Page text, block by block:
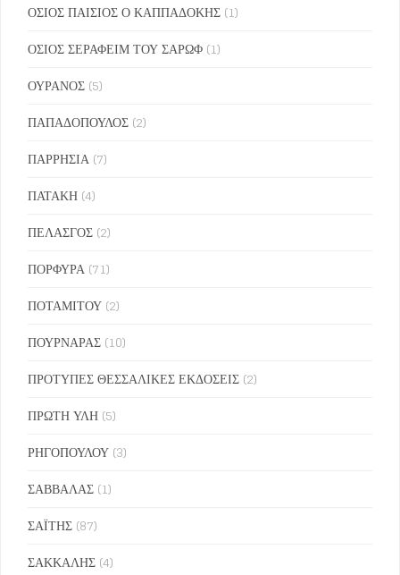
ΟΣΙΟΣ ΠΑΙΣΙΟΣ Ο ΚΑΠΠΑΔΟΚΗΣ (1)
ΟΣΙΟΣ ΣΕΡΑΦΕΙΜ ΤΟΥ ΣΑΡΩΦ (1)
ΟΥΡΑΝΟΣ (5)
ΠΑΠΑΔΟΠΟΥΛΟΣ (2)
ΠΑΡΡΗΣΙΑ (7)
ΠΑΤΑΚΗ (4)
ΠΕΛΑΣΓΟΣ (2)
ΠΟΡΦΥΡΑ (71)
ΠΟΤΑΜΙΤΟΥ (2)
ΠΟΥΡΝΑΡΑΣ (10)
ΠΡΟΤΥΠΕΣ ΘΕΣΣΑΛΙΚΕΣ ΕΚΔΟΣΕΙΣ (2)
ΠΡΩΤΗ ΥΛΗ (5)
ΡΗΓΟΠΟΥΛΟΥ (3)
ΣΑΒΒΑΛΑΣ (1)
ΣΑΪΤΗΣ (87)
ΣΑΚΚΑΛΗΣ (4)